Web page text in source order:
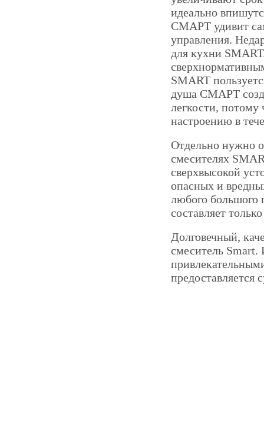
идеально
СМАРТ удивит
управления.
для кухни
SMART
душа СМАРТ
легкости,
настроению в
Отдельно нужно
смесителях
сверхвысокой
опасных и
любого большого
составляет
Долговечный,
смеситель Smart.
предоставляется